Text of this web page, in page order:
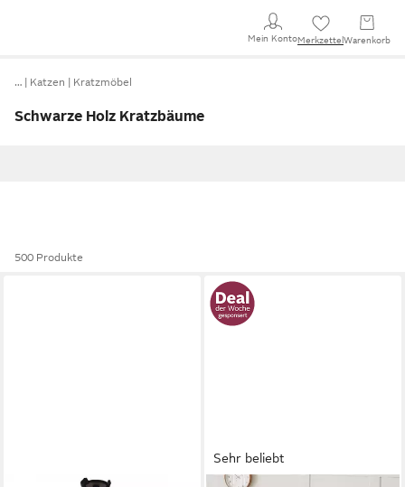
Mein KontoMerkzettel Warenkorb
… Katzen Kratzmöbel
Schwarze Holz Kratzbäume
500 Produkte
Sehr beliebt